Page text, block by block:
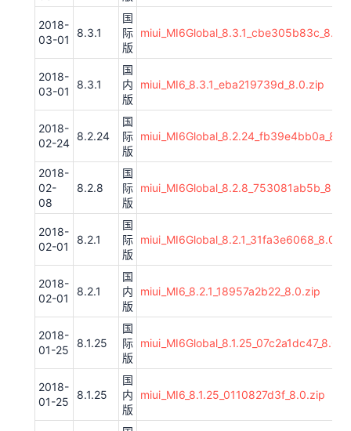
2018-
03-01
8.3.1
国
际
版
2018-
03-01
8.3.1
国
内
版
miui_MI6_8.3.1_eba219739d_8.0.zip
2018-
02-24
8.2.24
国
际
版
2018-
02-
08
8.2.8
国
际
版
2018-
02-01
8.2.1
国
际
版
2018-
02-01
8.2.1
国
内
版
miui_MI6_8.2.1_18957a2b22_8.0.zip
2018-
01-25
8.1.25
国
际
版
2018-
01-25
8.1.25
国
内
版
miui_MI6_8.1.25_0110827d3f_8.0.zip